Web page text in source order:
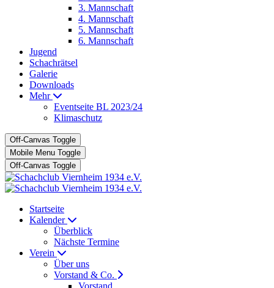
3. Mannschaft
4. Mannschaft
5. Mannschaft
6. Mannschaft
Jugend
Schachrätsel
Galerie
Downloads
Mehr
Eventseite BL 2023/24
Klimaschutz
Off-Canvas Toggle
Mobile Menu Toggle
Off-Canvas Toggle
Startseite
Kalender
Überblick
Nächste Termine
Verein
Über uns
Vorstand & Co.
Vorstand